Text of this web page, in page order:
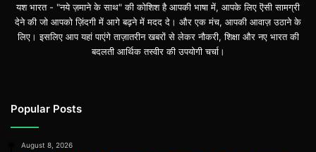
यश भारत - "नये ज़माने के साथ" की कोशिश है आपकी भाषा में, आपके लिए ऎसी सामग्री
देने की जो आपको ज़िंदगी में आगे बढ़ने में मदद दे। और एक मंच, आपकी आवाज़ उठाने के
लिए। इसलिए आप यहां पाएंगे ताज़ातरीन खबरों से लेकर नौकरी, शिक्षा और नए भारत की
बदलती आर्थिक तस्वीर की उपयोगी चर्चा।
Popular Posts
August 8, 2026